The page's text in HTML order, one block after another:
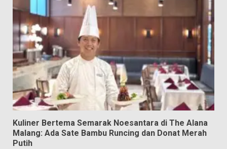
Kuliner Bertema Semarak Noesantara di The Alana
Malang: Ada Sate Bambu Runcing dan Donat Merah
Putih